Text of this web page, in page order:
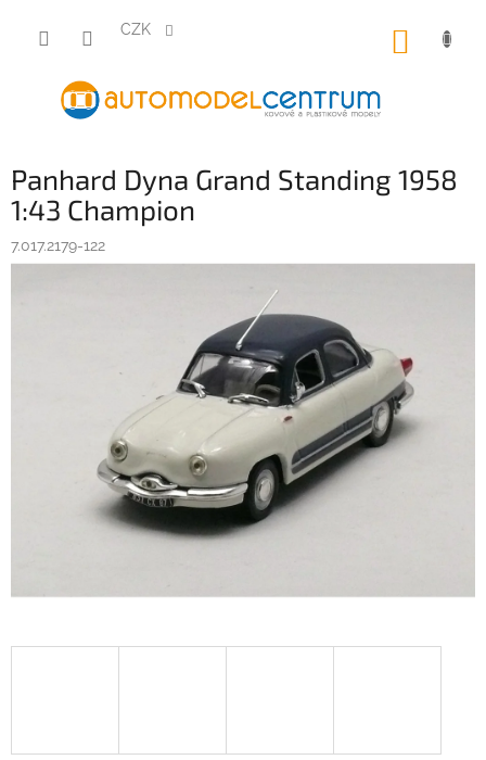
obsah
CZK
Panhard Dyna Grand Standing 1958
1:43 Champion
7.017.2179-122